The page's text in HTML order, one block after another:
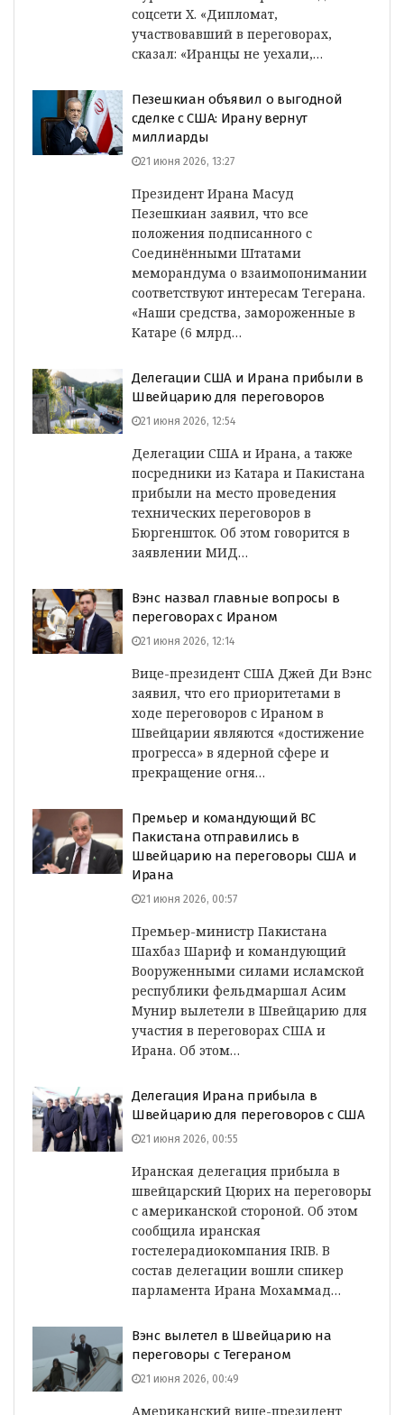
соцсети X. «Дипломат,
участвовавший в переговорах,
сказал: «Иранцы не уехали,…
Пезешкиан объявил о выгодной
сделке с США: Ирану вернут
миллиарды
21 июня 2026, 13:27
Президент Ирана Масуд
Пезешкиан заявил, что все
положения подписанного с
Соединёнными Штатами
меморандума о взаимопонимании
соответствуют интересам Тегерана.
«Наши средства, замороженные в
Катаре (6 млрд…
Делегации США и Ирана прибыли в
Швейцарию для переговоров
21 июня 2026, 12:54
Делегации США и Ирана, а также
посредники из Катара и Пакистана
прибыли на место проведения
технических переговоров в
Бюргеншток. Об этом говорится в
заявлении МИД…
Вэнс назвал главные вопросы в
переговорах с Ираном
21 июня 2026, 12:14
Вице-президент США Джей Ди Вэнс
заявил, что его приоритетами в
ходе переговоров с Ираном в
Швейцарии являются «достижение
прогресса» в ядерной сфере и
прекращение огня…
Премьер и командующий ВС
Пакистана отправились в
Швейцарию на переговоры США и
Ирана
21 июня 2026, 00:57
Премьер-министр Пакистана
Шахбаз Шариф и командующий
Вооруженными силами исламской
республики фельдмаршал Асим
Мунир вылетели в Швейцарию для
участия в переговорах США и
Ирана. Об этом…
Делегация Ирана прибыла в
Швейцарию для переговоров с США
21 июня 2026, 00:55
Иранская делегация прибыла в
швейцарский Цюрих на переговоры
с американской стороной. Об этом
сообщила иранская
гостелерадиокомпания IRIB. В
состав делегации вошли спикер
парламента Ирана Мохаммад…
Вэнс вылетел в Швейцарию на
переговоры с Тегераном
21 июня 2026, 00:49
Американский вице-президент